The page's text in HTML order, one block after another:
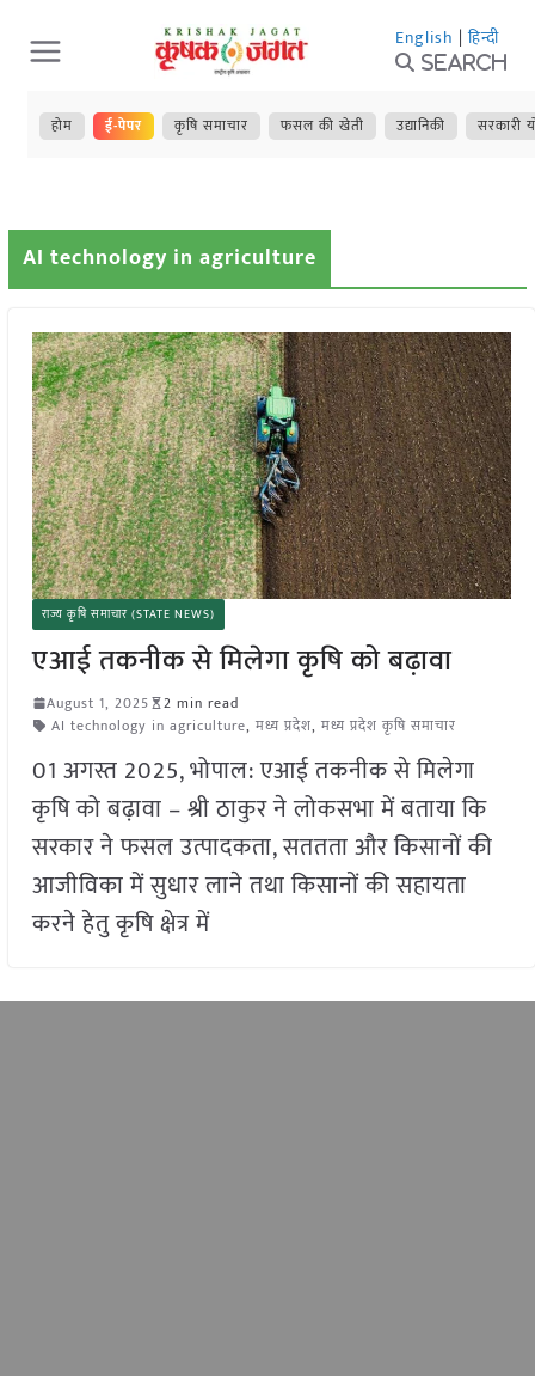
Skip
to
content
English | हिन्दी
Search
होम ई-पेपर कृषि समाचार फसल की खेती उद्यानिकी सरकारी
AI technology in agriculture
राज्य कृषि समाचार (STATE NEWS)
एआई तकनीक से मिलेगा कृषि को बढ़ावा
August 1, 2025
2 min read
AI technology in agriculture, मध्य प्रदेश, मध्य प्रदेश कृषि समाचार
01 अगस्त 2025, भोपाल: एआई तकनीक से मिलेगा
कृषि को बढ़ावा – श्री ठाकुर ने लोकसभा में बताया कि
सरकार ने फसल उत्पादकता, सततता और किसानों की
आजीविका में सुधार लाने तथा किसानों की सहायता
करने हेतु कृषि क्षेत्र में